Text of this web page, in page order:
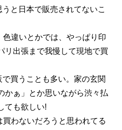
と日本で販売されてないこ
違いとかでは、やっぱり印
リ出張まで我慢して現地で買
買うことも多い。家の玄関
かぁ」とか思いながら渋々払
ても欲しい!
わないだろうと思われてる